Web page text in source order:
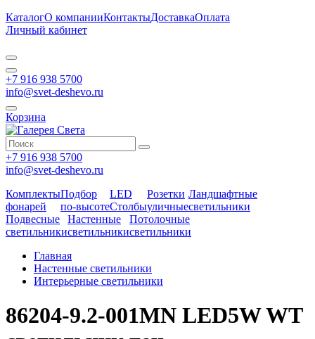
КаталогО компанииКонтактыДоставкаОплата
Личный кабинет
+7 916 938 5700
info@svet-deshevo.ru
Корзина
+7 916 938 5700
info@svet-deshevo.ru
Комплекты
фонарей
Подбор
по-высоте
LED
Столбы
Розетки
уличные
Ландшафтные
светильники
Подвесные
светильники
Настенные
светильники
Потолочные
светильники
Главная
Настенные светильники
Интерьерные светильники
86204-9.2-001MN LED5W WT